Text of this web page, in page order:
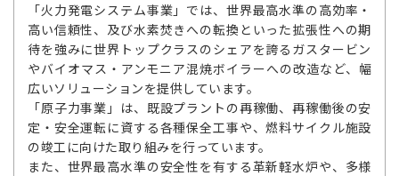
「火力発電システム事業」では、世界最高水準の高効率・
高い信頼性、及び水素焚きへの転換といった拡張性への期
待を強みに世界トップクラスのシェアを誇るガスタービン
やバイオマス・アンモニア混焼ボイラーへの改造など、幅
広いソリューションを提供しています。
「原子力事業」は、既設プラントの再稼働、再稼働後の安
定・安全運転に資する各種保全工事や、燃料サイクル施設
の竣工に向けた取り組みを行っています。
また、世界最高水準の安全性を有する革新軽水炉や、多様